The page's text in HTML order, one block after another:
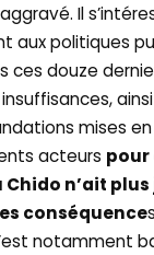
Il
aux politiques
ces douze
ainsi
mises
acteurs pour
Chido n’ait
conséquence
notamment